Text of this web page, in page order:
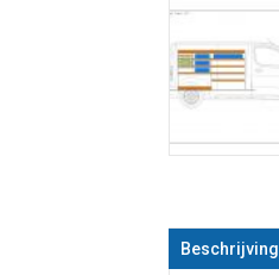
Beschrijving